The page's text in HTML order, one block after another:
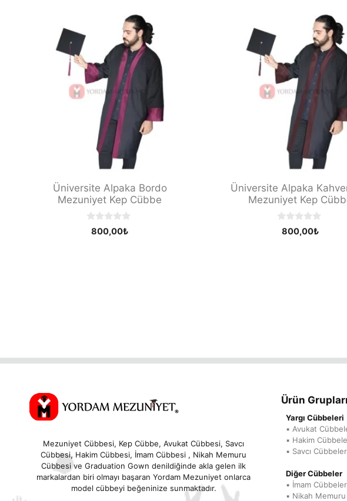
Üniversite Alpaka Bordo
Mezuniyet Kep Cübbe
o800,00₺
Üniversite Alpaka
Mezuniyet Kep
800,00₺
Mezuniyet Cübbesi, Kep Cübbe, Avukat Cübbesi, Savcı
Cübbesi, Hakim Cübbesi, İmam Cübbesi , Nikah Memuru
Cübbesi ve Graduation Gown denildiğinde akla gelen ilk
markalardan biri olmayı başaran Yordam Mezuniyet onlarca
model cübbeyi beğeninize sunmaktadır.
Ürün Grupları
Yargı Cübbeleri
▪ Avukat
▪ Hakim
▪ Savcı
Diğer Cübbeler
▪ İmam
▪ Nikah